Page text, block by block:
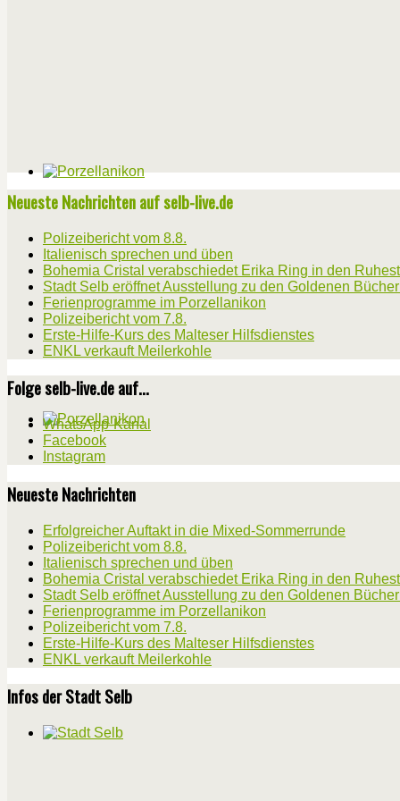
Neueste Nachrichten auf selb-live.de
Polizeibericht vom 8.8.
Italienisch sprechen und üben
Bohemia Cristal verabschiedet Erika Ring in den
Stadt Selb eröffnet Ausstellung zu den Goldenen
Ferienprogramme im Porzellanikon
Polizeibericht vom 7.8.
Erste-Hilfe-Kurs des Malteser Hilfsdienstes
ENKL verkauft Meilerkohle
Folge selb-live.de auf...
WhatsApp-Kanal
Facebook
Instagram
Neueste Nachrichten
Erfolgreicher Auftakt in die Mixed-Sommerrunde
Polizeibericht vom 8.8.
Italienisch sprechen und üben
Bohemia Cristal verabschiedet Erika Ring in den
Stadt Selb eröffnet Ausstellung zu den Goldenen
Ferienprogramme im Porzellanikon
Polizeibericht vom 7.8.
Erste-Hilfe-Kurs des Malteser Hilfsdienstes
ENKL verkauft Meilerkohle
Infos der Stadt Selb